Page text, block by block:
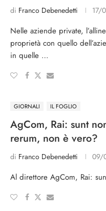
di Franco Debenedetti 17/
Nelle aziende private,
proprietà con quello
in quelle …
GIORNALI IL FOGLIO
AgCom, Rai: sunt
rerum, non è vero?
di Franco Debenedetti 09/
Al direttore AgCom, Rai: